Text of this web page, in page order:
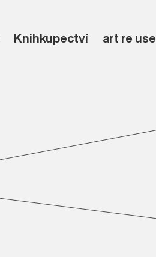
Knihkupectví art re use